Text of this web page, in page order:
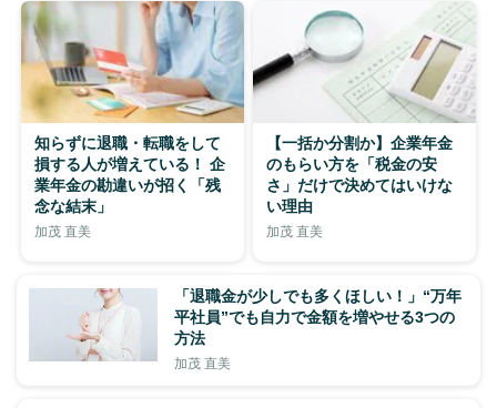
知らずに退職・転職をして
損する人が増えている！ 企
業年金の勘違いが招く「残
念な結末」
加茂 直美
【一括か分割か】企業年金
のもらい方を「税金の安
さ」だけで決めてはいけな
い理由
加茂 直美
「退職金が少しでも多くほしい！」“万年
平社員”でも自力で金額を増やせる3つの
方法
加茂 直美